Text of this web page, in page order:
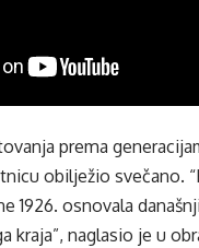
prema
obilježio svečano.
1926. osnovala
kraja”, naglasio je u